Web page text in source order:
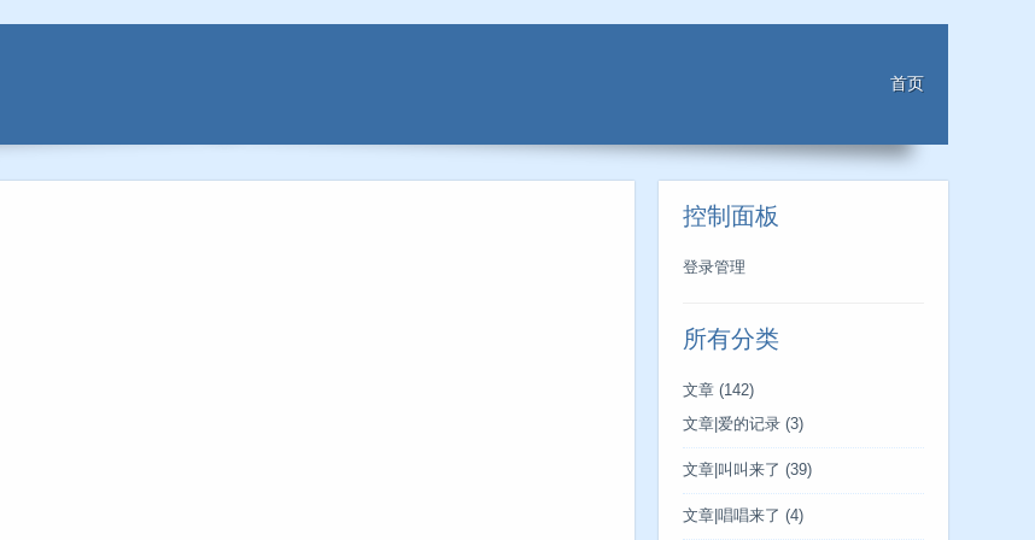
首页
控制面板
登录管理
所有分类
文章 (142)
文章|爱的记录 (3)
文章|叫叫来了 (39)
文章|唱唱来了 (4)